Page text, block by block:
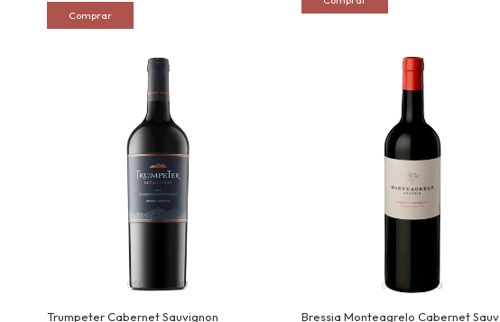
Trumpeter Cabernet Sauvignon Bressia Monteagrelo Cabernet Sauv